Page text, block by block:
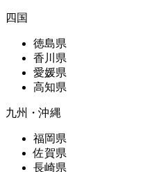
四国
徳島県
香川県
愛媛県
高知県
九州・沖縄
福岡県
佐賀県
長崎県